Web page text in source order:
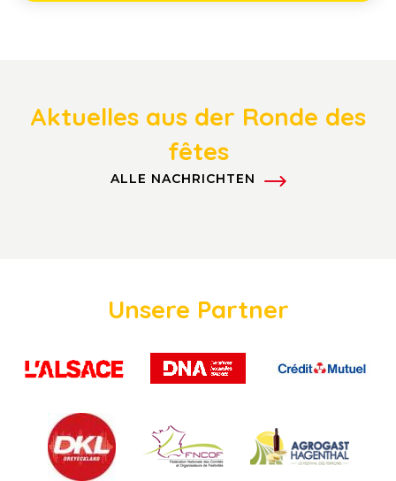
Aktuelles aus der Ronde des
fêtes
ALLE NACHRICHTEN
Unsere Partner